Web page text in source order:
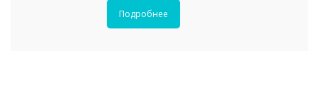
Подробнее